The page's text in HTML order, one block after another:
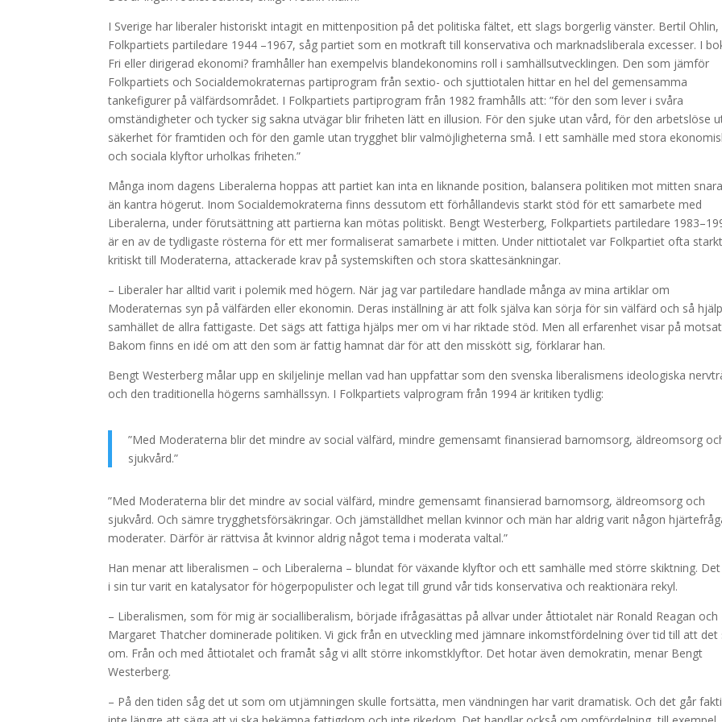
I Sverige har liberaler historiskt intagit en mittenposition på det politiska fältet, ett slags borgerlig vänster. Bertil Ohlin,
Folkpartiets partiledare 1944 –1967, såg partiet som en motkraft till konservativa och marknadsliberala excesser. I
Fri eller dirigerad ekonomi? framhåller han exempelvis blandekonomins roll i samhällsutvecklingen. Den som jämför
Folkpartiets och Socialdemokraternas partiprogram från sextio- och sjuttiotalen hittar en hel del gemensamma
tankefigurer på välfärdsområdet. I Folkpartiets partiprogram från 1982 framhålls att: ”för den som lever i svåra
omständigheter och tycker sig sakna utvägar blir friheten lätt en illusion. För den sjuke utan vård, för den arbetslöse
säkerhet för framtiden och för den gamle utan trygghet blir valmöjligheterna små. I ett samhälle med stora
och sociala klyftor urholkas friheten.”
Många inom dagens Liberalerna hoppas att partiet kan inta en liknande position, balansera politiken mot mitten
än kantra högerut. Inom Socialdemokraterna finns dessutom ett förhållandevis starkt stöd för ett samarbete med
Liberalerna, under förutsättning att partierna kan mötas politiskt. Bengt Westerberg, Folkpartiets partiledare
är en av de tydligaste rösterna för ett mer formaliserat samarbete i mitten. Under nittiotalet var Folkpartiet ofta starkt
kritiskt till Moderaterna, attackerade krav på systemskiften och stora skattesänkningar.
– Liberaler har alltid varit i polemik med högern. När jag var partiledare handlade många av mina artiklar om
Moderaternas syn på välfärden eller ekonomin. Deras inställning är att folk själva kan sörja för sin välfärd och så
samhället de allra fattigaste. Det sägs att fattiga hjälps mer om vi har riktade stöd. Men all erfarenhet visar på
Bakom finns en idé om att den som är fattig hamnat där för att den misskött sig, förklarar han.
Bengt Westerberg målar upp en skiljelinje mellan vad han uppfattar som den svenska liberalismens ideologiska
och den traditionella högerns samhällssyn. I Folkpartiets valprogram från 1994 är kritiken tydlig:
”Med Moderaterna blir det mindre av social välfärd, mindre gemensamt finansierad barnomsorg, äldreomsorg
sjukvård.”
”Med Moderaterna blir det mindre av social välfärd, mindre gemensamt finansierad barnomsorg, äldreomsorg och
sjukvård. Och sämre trygghetsförsäkringar. Och jämställdhet mellan kvinnor och män har aldrig varit någon
moderater. Därför är rättvisa åt kvinnor aldrig något tema i moderata valtal.”
Han menar att liberalismen – och Liberalerna – blundat för växande klyftor och ett samhälle med större skiktning.
i sin tur varit en katalysator för högerpopulister och legat till grund vår tids konservativa och reaktionära rekyl.
– Liberalismen, som för mig är socialliberalism, började ifrågasättas på allvar under åttiotalet när Ronald Reagan och
Margaret Thatcher dominerade politiken. Vi gick från en utveckling med jämnare inkomstfördelning över tid till att det
om. Från och med åttiotalet och framåt såg vi allt större inkomstklyftor. Det hotar även demokratin, menar Bengt
Westerberg.
– På den tiden såg det ut som om utjämningen skulle fortsätta, men vändningen har varit dramatisk. Och det går